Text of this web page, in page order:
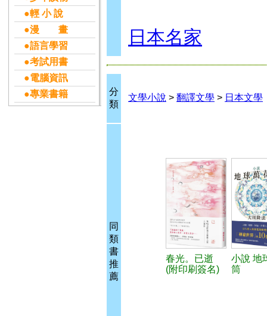
●輕 小 說
●漫 畫
●語言學習
●考試用書
●電腦資訊
●專業書籍
日本名家
分
類
文學小說 > 翻譯文學 > 日本文學
同
類
書
推
薦
春光。已逝
(附印刷簽名)
小說 地
筒